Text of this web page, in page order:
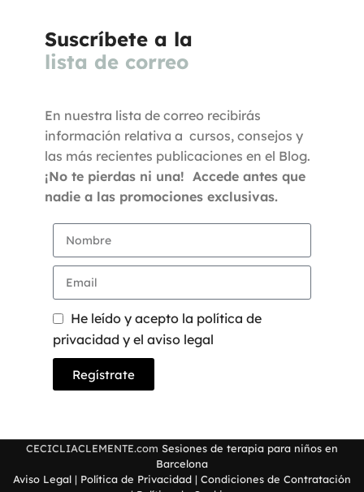
Suscríbete a la
lista de correo
En nuestra lista de correo recibirás
información relativa a cursos, consejos y
las más recientes publicaciones en el Blog.
¡No te pierdas ni una! Accede antes que
nadie a las promociones exclusivas.
He leído y acepto la política de
privacidad y el aviso legal
Regístrate
CECICLIACLEMENTE.com Sesiones de terapia para niños en
Barcelona
Aviso Legal | Política de Privacidad | Condiciones de Contratación